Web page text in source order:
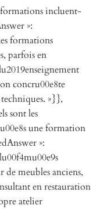
formations incluent-
»:
formations
parfois en
concru00e8te
»}},
sont les
une formation
»:
de meubles anciens,
en restauration
atelier